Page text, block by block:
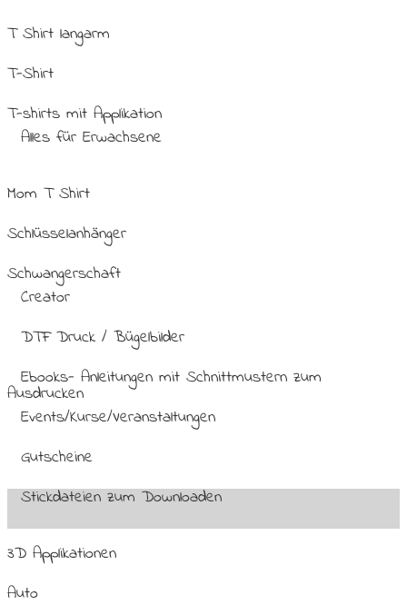
T Shirt langarm
T-Shirt
T-shirts mit Applikation
Alles für Erwachsene
Mom T Shirt
Schlüsselanhänger
Schwangerschaft
Creator
DTF Druck / Bügelbilder
Ebooks- Anleitungen mit Schnittmustern zum
Ausdrucken
Events/Kurse/Veranstaltungen
Gutscheine
Stickdateien zum Downloaden
3D Applikationen
Auto